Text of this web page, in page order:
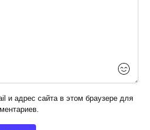
и адрес сайта в этом браузере для